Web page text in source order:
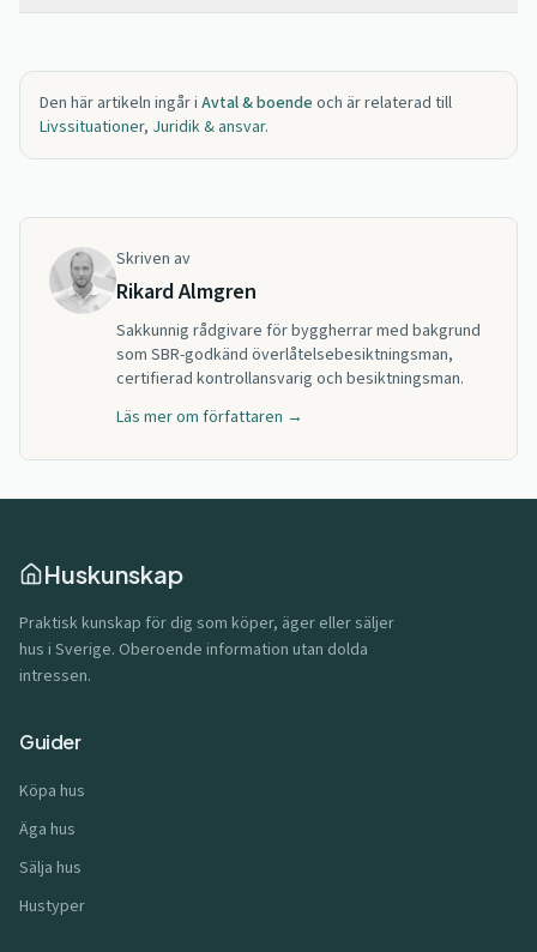
Den här artikeln ingår i Avtal & boende och är relaterad till
Livssituationer, Juridik & ansvar.
Skriven av
Rikard Almgren
Sakkunnig rådgivare för byggherrar med bakgrund
som SBR-godkänd överlåtelsebesiktningsman,
certifierad kontrollansvarig och besiktningsman.
Läs mer om författaren →
Huskunskap
Praktisk kunskap för dig som köper, äger eller säljer
hus i Sverige. Oberoende information utan dolda
intressen.
Guider
Köpa hus
Äga hus
Sälja hus
Hustyper